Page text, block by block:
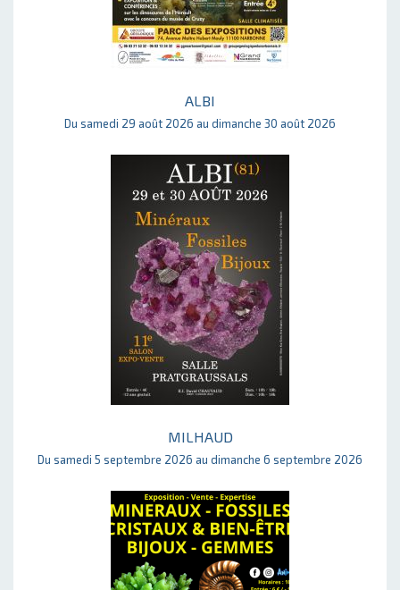
ALBI
Du samedi 29 août 2026 au dimanche 30 août 2026
MILHAUD
Du samedi 5 septembre 2026 au dimanche 6 septembre 2026